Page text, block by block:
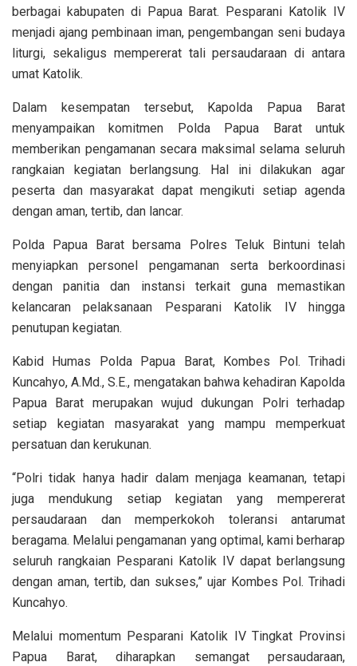
berbagai kabupaten di Papua Barat. Pesparani Katolik IV
menjadi ajang pembinaan iman, pengembangan seni budaya
liturgi, sekaligus mempererat tali persaudaraan di antara
umat Katolik.
Dalam kesempatan tersebut, Kapolda Papua Barat
menyampaikan komitmen Polda Papua Barat untuk
memberikan pengamanan secara maksimal selama seluruh
rangkaian kegiatan berlangsung. Hal ini dilakukan agar
peserta dan masyarakat dapat mengikuti setiap agenda
dengan aman, tertib, dan lancar.
Polda Papua Barat bersama Polres Teluk Bintuni telah
menyiapkan personel pengamanan serta berkoordinasi
dengan panitia dan instansi terkait guna memastikan
kelancaran pelaksanaan Pesparani Katolik IV hingga
penutupan kegiatan.
Kabid Humas Polda Papua Barat, Kombes Pol. Trihadi
Kuncahyo, A.Md., S.E., mengatakan bahwa kehadiran Kapolda
Papua Barat merupakan wujud dukungan Polri terhadap
setiap kegiatan masyarakat yang mampu memperkuat
persatuan dan kerukunan.
“Polri tidak hanya hadir dalam menjaga keamanan, tetapi
juga mendukung setiap kegiatan yang mempererat
persaudaraan dan memperkokoh toleransi antarumat
beragama. Melalui pengamanan yang optimal, kami berharap
seluruh rangkaian Pesparani Katolik IV dapat berlangsung
dengan aman, tertib, dan sukses,” ujar Kombes Pol. Trihadi
Kuncahyo.
Melalui momentum Pesparani Katolik IV Tingkat Provinsi
Papua Barat, diharapkan semangat persaudaraan,